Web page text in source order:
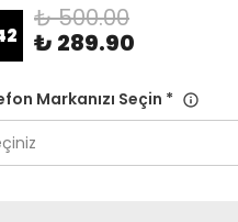
₺ 500.00
₺ 289.90
Markanızı Seçin *